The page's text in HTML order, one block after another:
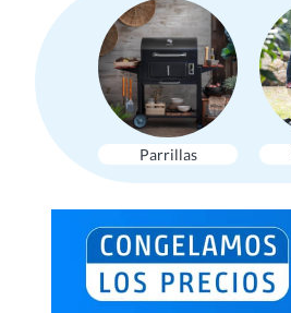
Parrillas